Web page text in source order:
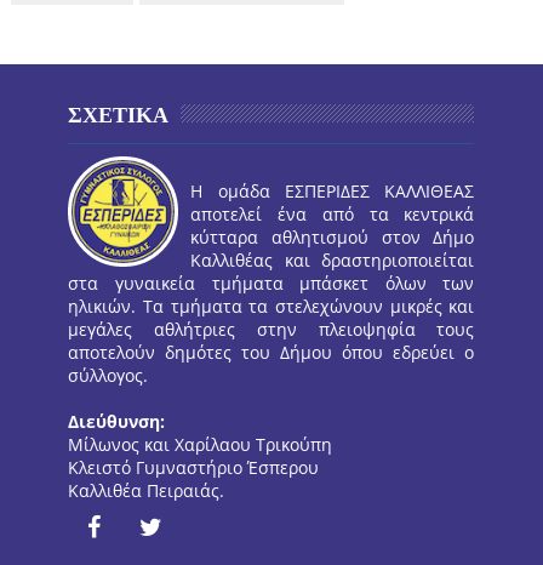
ΣΧΕΤΙΚΑ
Η ομάδα ΕΣΠΕΡΙΔΕΣ ΚΑΛΛΙΘΕΑΣ
αποτελεί ένα από τα κεντρικά
κύτταρα αθλητισμού στον Δήμο
Καλλιθέας και δραστηριοποιείται
στα γυναικεία τμήματα μπάσκετ όλων των
ηλικιών. Τα τμήματα τα στελεχώνουν μικρές και
μεγάλες αθλήτριες στην πλειοψηφία τους
αποτελούν δημότες του Δήμου όπου εδρεύει ο
σύλλογος.
Διεύθυνση:
Μίλωνος και Χαρίλαου Τρικούπη
Κλειστό Γυμναστήριο Έσπερου
Καλλιθέα Πειραιάς.